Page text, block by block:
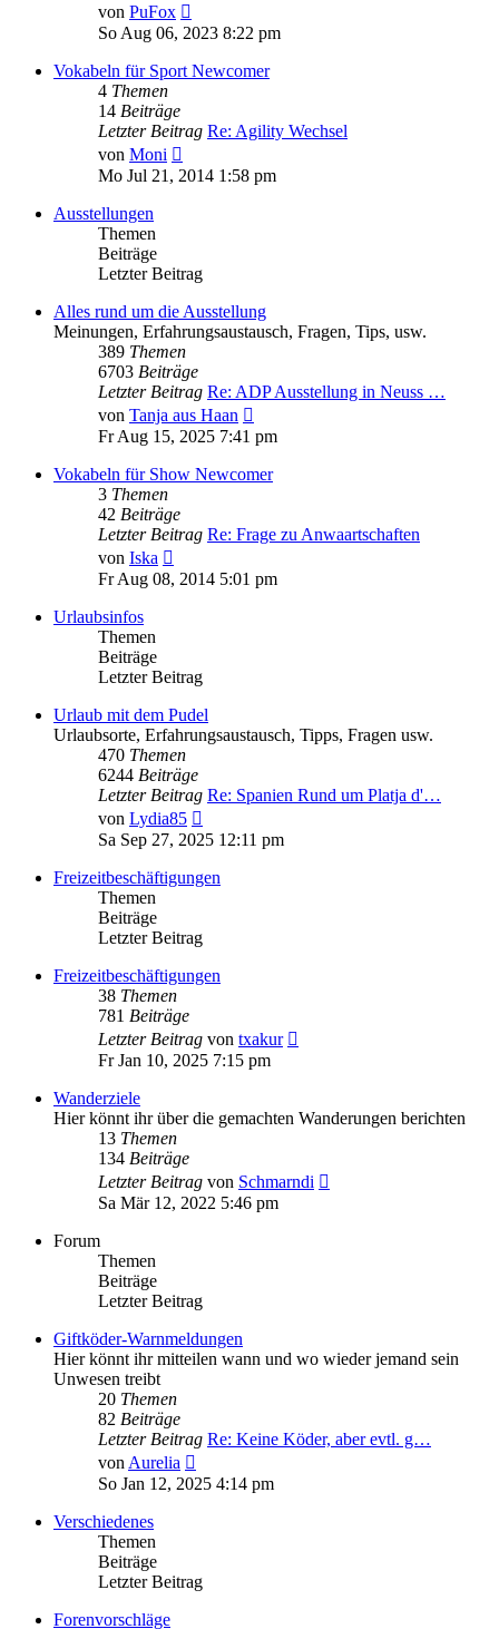
von PuFox
Beitrag
So Aug 06, 2023 8:22 pm
Vokabeln für Sport Newcomer
4 Themen
14 Beiträge
Letzter Beitrag Re: Agility Wechsel
von Moni
Beitrag
Mo Jul 21, 2014 1:58 pm
Ausstellungen
Themen
Beiträge
Letzter Beitrag
Alles rund um die Ausstellung
Meinungen, Erfahrungsaustausch, Fragen, Tips, usw.
389 Themen
6703 Beiträge
Letzter Beitrag Re: ADP Ausstellung in Neuss …
von Tanja aus Haan
Beitrag
Fr Aug 15, 2025 7:41 pm
Vokabeln für Show Newcomer
3 Themen
42 Beiträge
Letzter Beitrag Re: Frage zu Anwaartschaften
von Iska
Beitrag
Fr Aug 08, 2014 5:01 pm
Urlaubsinfos
Themen
Beiträge
Letzter Beitrag
Urlaub mit dem Pudel
Urlaubsorte, Erfahrungsaustausch, Tipps, Fragen usw.
470 Themen
6244 Beiträge
Letzter Beitrag Re: Spanien Rund um Platja d'…
von Lydia85
Beitrag
Sa Sep 27, 2025 12:11 pm
Freizeitbeschäftigungen
Themen
Beiträge
Letzter Beitrag
Freizeitbeschäftigungen
38 Themen
781 Beiträge
Letzter Beitrag von txakur
Fr Jan 10, 2025 7:15 pm
Wanderziele
Hier könnt ihr über die gemachten Wanderungen berichten
13 Themen
134 Beiträge
Letzter Beitrag von Schmarndi
Sa Mär 12, 2022 5:46 pm
Forum
Themen
Beiträge
Letzter Beitrag
Giftköder-Warnmeldungen
Hier könnt ihr mitteilen wann und wo wieder jemand sein
Unwesen treibt
20 Themen
82 Beiträge
Letzter Beitrag Re: Keine Köder, aber evtl. g…
vonAurelia
Beitrag
So Jan 12, 2025 4:14 pm
Verschiedenes
Themen
Beiträge
Letzter Beitrag
Forenvorschläge